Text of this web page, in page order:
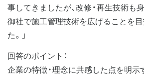
事してきましたが、改修・再生技術も
御社で施工管理技術を広げることを
た。」
回答のポイント：
企業の特徴・理念に共感した点を明示